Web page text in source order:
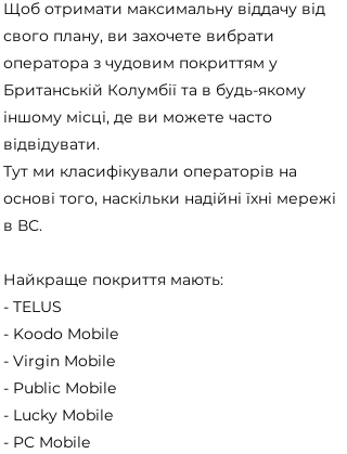
Щоб отримати максимальну віддачу від
свого плану, ви захочете вибрати
оператора з чудовим покриттям у
Британській Колумбії та в будь-якому
іншому місці, де ви можете часто
відвідувати.
Тут ми класифікували операторів на
основі того, наскільки надійні їхні мережі
в ВС.
Найкраще покриття мають:
- TELUS
- Koodo Mobile
- Virgin Mobile
- Public Mobile
- Lucky Mobile
- PC Mobile